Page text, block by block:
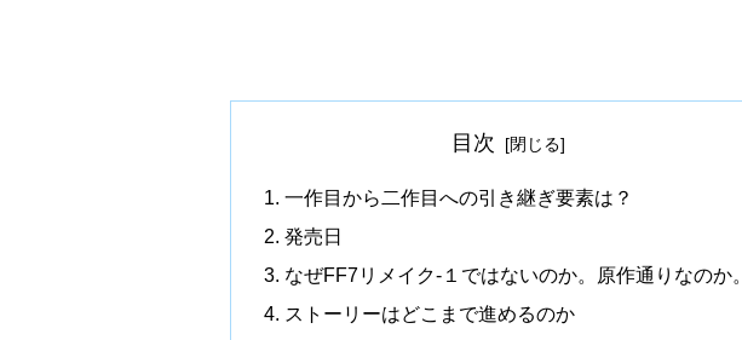
目次
一作目から二作目への引き継ぎ要素は？
発売日
なぜFF7リメイク-１ではないのか。原作通りなのか。
ストーリーはどこまで進めるのか